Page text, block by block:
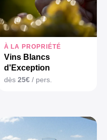
À LA PROPRIÉTÉ
Vins Blancs
d'Exception
dès 25€/ pers.